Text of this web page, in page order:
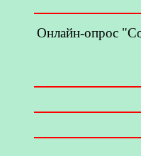
Онлайн-опрос